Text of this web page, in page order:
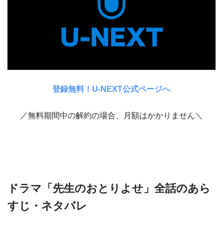
登録無料！U-NEXT公式ページへ
／無料期間中の解約の場合、月額はかかりません＼
ドラマ「先生のおとりよせ」全話のあら
すじ・ネタバレ